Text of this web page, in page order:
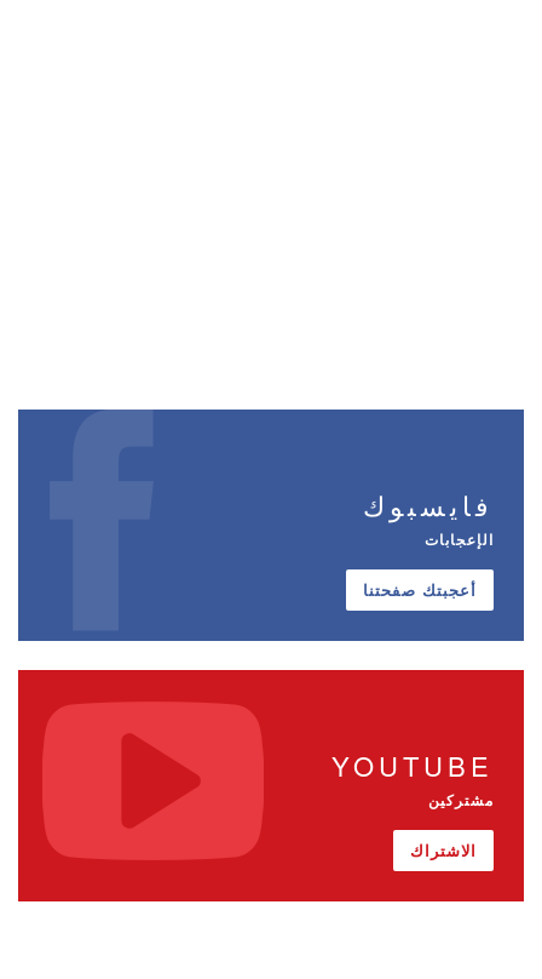
فايسبوك
الإعجابات
أعجبتك صفحتنا
YOUTUBE
مشتركين
الاشتراك